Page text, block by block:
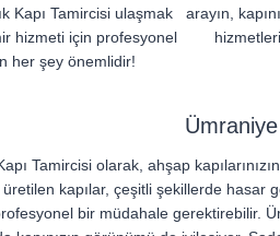
Kapı Tamircisi ulaşmak
hizmeti için profesyonel
her şey önemlidir!
arayın,
Tamircisi olarak, ahşap
kapılar, çeşitli şekillerde hasar
bir müdahale gerektirebilir.